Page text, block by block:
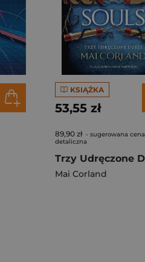
KSIĄŻKA
53,55 zł
89,90 zł - sugerowana cena
detaliczna
Mai Corland